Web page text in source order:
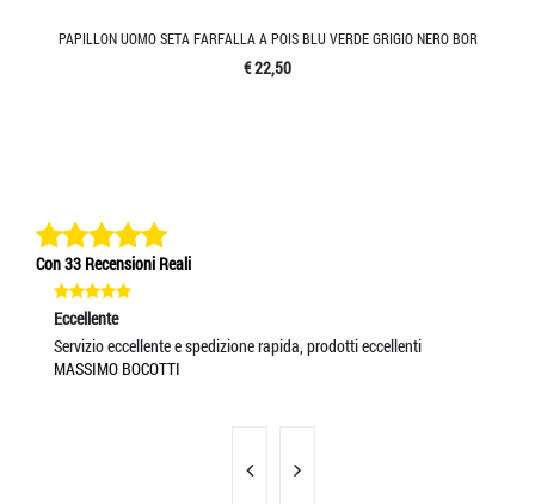
PAPILLON UOMO SETA FARFALLA A POIS BLU VERDE GRIGIO NERO BOR
€ 22,50
Con 33 Recensioni Reali
Eccellente
Servizio eccellente e spedizione rapida, prodotti eccellenti
MASSIMO BOCOTTI